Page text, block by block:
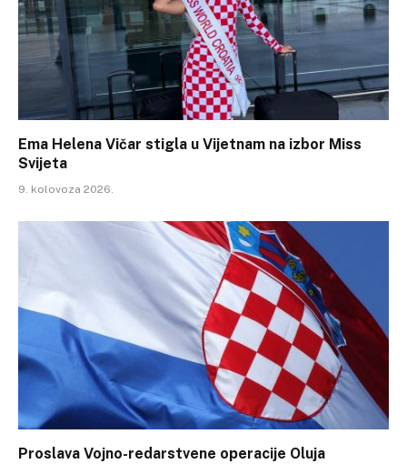
Ema Helena Vičar stigla u Vijetnam na izbor Miss
Svijeta
9. kolovoza 2026.
Proslava Vojno-redarstvene operacije Oluja